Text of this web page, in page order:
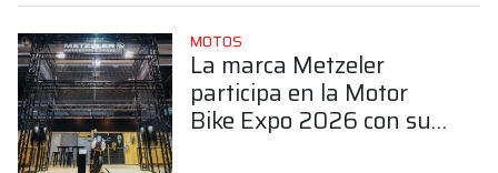
MOTOS
La marca Metzeler
participa en la Motor
Bike Expo 2026 con sus